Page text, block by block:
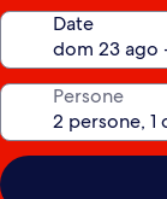
Date
Persone